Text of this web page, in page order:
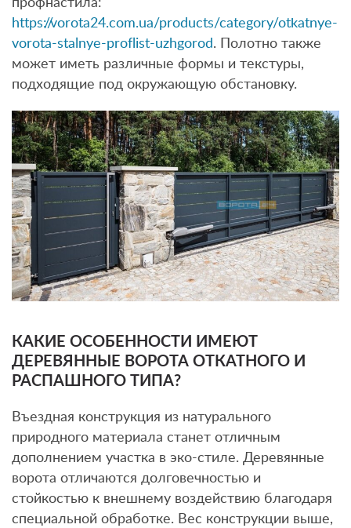
профнастила:
https://vorota24.com.ua/products/category/otkatnye-
vorota-stalnye-proflist-uzhgorod. Полотно также
может иметь различные формы и текстуры,
подходящие под окружающую обстановку.
КАКИЕ ОСОБЕННОСТИ ИМЕЮТ
ДЕРЕВЯННЫЕ ВОРОТА ОТКАТНОГО И
РАСПАШНОГО ТИПА?
Въездная конструкция из натурального
природного материала станет отличным
дополнением участка в эко-стиле. Деревянные
ворота отличаются долговечностью и
стойкостью к внешнему воздействию благодаря
специальной обработке. Вес конструкции выше,